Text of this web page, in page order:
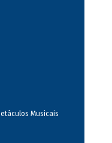
Musicais